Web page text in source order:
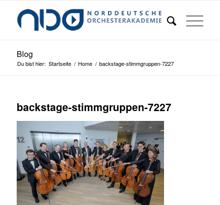
Blog
Du bist hier: Startseite / Home / backstage-stimmgruppen-7227
backstage-stimmgruppen-7227